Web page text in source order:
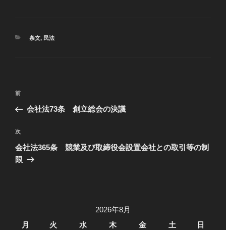
カ
条文, 民法
投
ビ
ゲ
ー
過
去
投
稿
前
会社法73条 創立総会の決議
次
の
投
次
会社法365条 競業及び取締役会設置会社との取引等の制
限
2026年8月
月
火 水 木 金 土 日